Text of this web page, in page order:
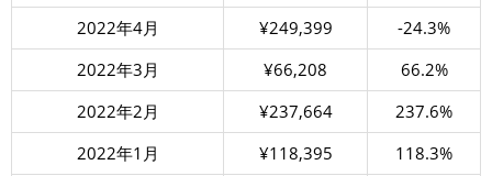
2022年4月
¥249,399
-24.3%
2022年3月
¥66,208
66.2%
2022年2月
¥237,664
237.6%
2022年1月
¥118,395
118.3%